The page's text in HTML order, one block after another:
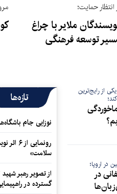
حمایت؛
ملایر با چراغ
توسعه فرهنگی
از رایج‌ترین
در اروپا؛
در
تازه‌ها
نوزایی جام
سلامت»
از تصویر رهبر
گسترده در